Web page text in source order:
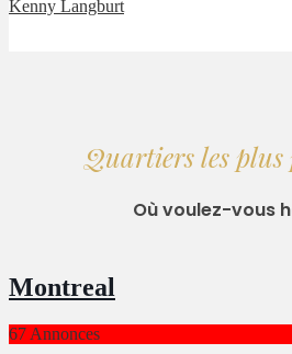
Kenny Langburt
Quartiers les plus
Où voulez-vous
Montreal
67 Annonces